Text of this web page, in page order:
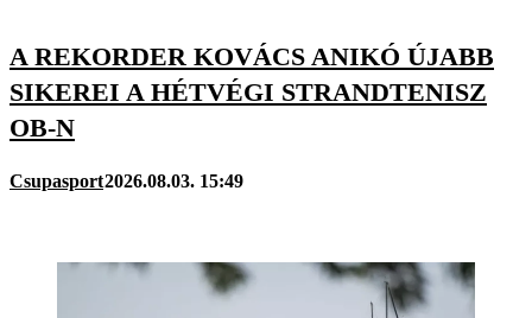
A REKORDER KOVÁCS ANIKÓ ÚJABB
SIKEREI A HÉTVÉGI STRANDTENISZ
OB-N
Csupasport2026.08.03. 15:49